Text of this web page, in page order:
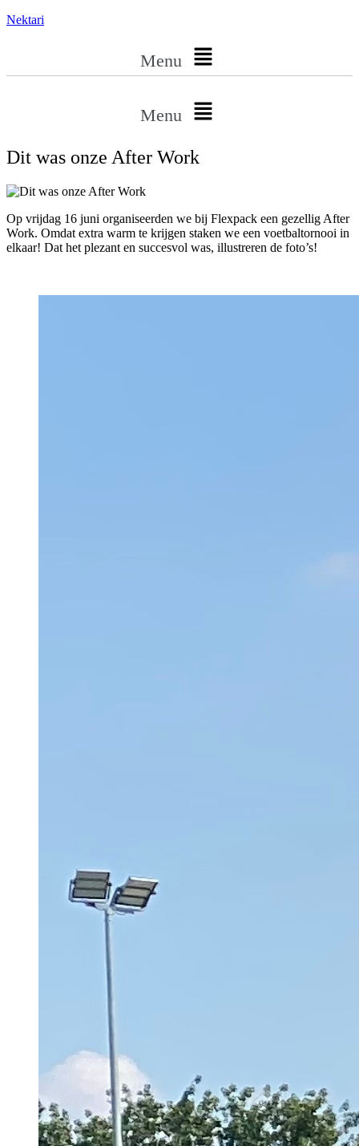
Nektari
Menu
Menu
Dit was onze After Work
Op vrijdag 16 juni organiseerden we bij Flexpack een gezellig After
Work. Omdat extra warm te krijgen staken we een voetbaltornooi in
elkaar! Dat het plezant en succesvol was, illustreren de foto’s!